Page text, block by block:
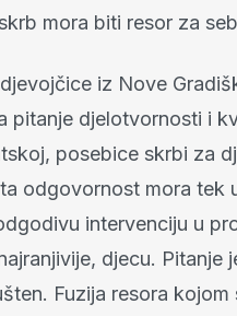
mora biti resor za
iz Nove
pitanje djelotvornosti i
posebice skrbi za
odgovornost mora tek
intervenciju u
djecu. Pitanje
Fuzija resora